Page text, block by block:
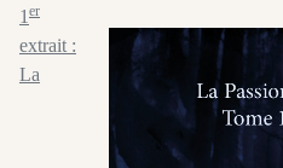
1 er
extrait :
La